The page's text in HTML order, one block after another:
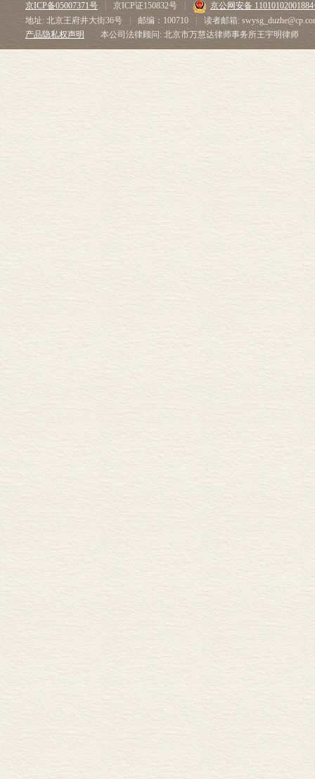
京ICP备05007371号 京ICP证150832号
京公网安备
地址: 北京王府井大街36号
邮编：100710
读者邮箱:
产品隐私权声明
本公司法律顾问: 北京市万慧达律师事务所王宇明律师